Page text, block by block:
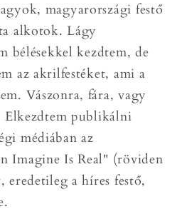
magyarországi festő
alkotok. Lágy
bélésekkel kezdtem, de
az akrilfestéket, ami a
Vászonra, fára, vagy
Elkezdtem publikálni
médiában az
Imagine Is Real" (röviden
a híres festő,